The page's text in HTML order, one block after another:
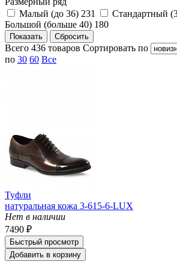
Малый (до 36) 231 Стандартный
Большой (больше 40) 180
Всего 436 товаров Cортировать по
по 30 60 Все
Туфли
натуральная кожа 3-615-6-LUX
Нет в наличии
7490 ₽
Быстрый просмотр
Добавить в корзину